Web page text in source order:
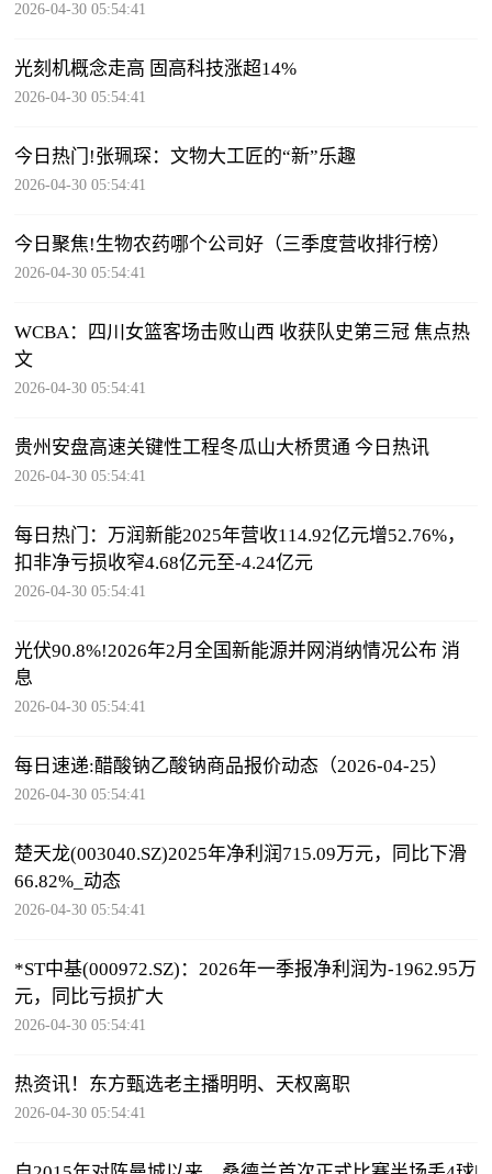
2026-04-30 05:54:41
光刻机概念走高 固高科技涨超14%
2026-04-30 05:54:41
今日热门!张珮琛：文物大工匠的“新”乐趣
2026-04-30 05:54:41
今日聚焦!生物农药哪个公司好（三季度营收排行榜）
2026-04-30 05:54:41
WCBA：四川女篮客场击败山西 收获队史第三冠 焦点热
文
2026-04-30 05:54:41
贵州安盘高速关键性工程冬瓜山大桥贯通 今日热讯
2026-04-30 05:54:41
每日热门：万润新能2025年营收114.92亿元增52.76%，
扣非净亏损收窄4.68亿元至-4.24亿元
2026-04-30 05:54:41
光伏90.8%!2026年2月全国新能源并网消纳情况公布 消
息
2026-04-30 05:54:41
每日速递:醋酸钠乙酸钠商品报价动态（2026-04-25）
2026-04-30 05:54:41
楚天龙(003040.SZ)2025年净利润715.09万元，同比下滑
66.82%_动态
2026-04-30 05:54:41
*ST中基(000972.SZ)：2026年一季报净利润为-1962.95万
元，同比亏损扩大
2026-04-30 05:54:41
热资讯！东方甄选老主播明明、天权离职
2026-04-30 05:54:41